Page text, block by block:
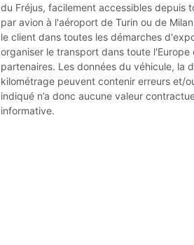
du Fréjus, facilement accessibles depuis
par avion à l'aéroport de Turin ou de
le client dans toutes les démarches
organiser le transport dans toute
partenaires. Les données du véhicule, la
kilométrage peuvent contenir erreurs et/
indiqué n’a donc aucune valeur
informative.